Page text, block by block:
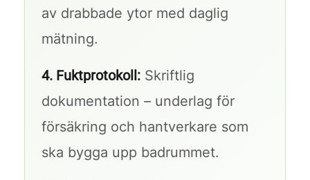
av drabbade ytor med daglig
mätning.
4. Fuktprotokoll:Skriftlig
dokumentation – underlag för
försäkring och hantverkare som
ska bygga upp badrummet.